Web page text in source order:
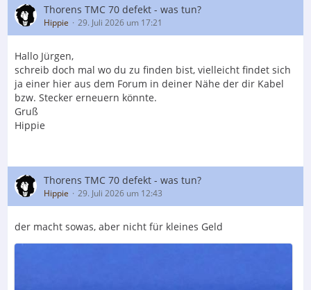
Thorens TMC 70 defekt - was tun?
Hippie 29. Juli 2026 um 17:21
Hallo Jürgen,
schreib doch mal wo du zu finden bist, vielleicht findet sich
ja einer hier aus dem Forum in deiner Nähe der dir Kabel
bzw. Stecker erneuern könnte.
Gruß
Hippie
Thorens TMC 70 defekt - was tun?
Hippie 29. Juli 2026 um 12:43
der macht sowas, aber nicht für kleines Geld